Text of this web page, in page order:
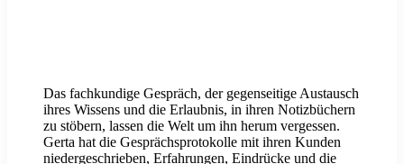
Das fachkundige Gespräch, der gegenseitige Austausch
ihres Wissens und die Erlaubnis, in ihren Notizbüchern
zu stöbern, lassen die Welt um ihn herum vergessen.
Gerta hat die Gesprächsprotokolle mit ihren Kunden
niedergeschrieben, Erfahrungen, Eindrücke und die